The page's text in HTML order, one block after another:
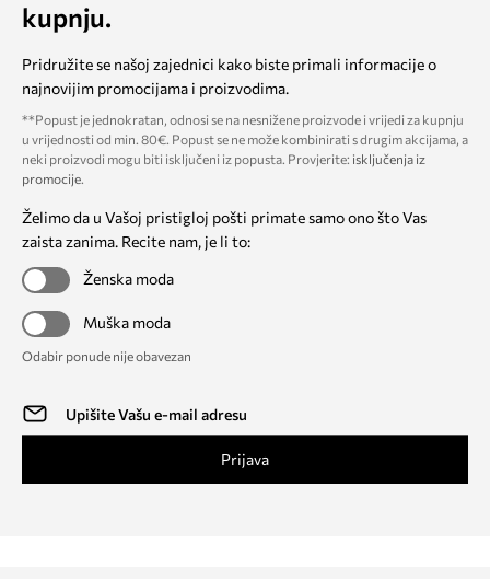
kupnju.
Pridružite se našoj zajednici kako biste primali informacije o
najnovijim promocijama i proizvodima.
**Popust je jednokratan, odnosi se na nesnižene proizvode i vrijedi za kupnju
u vrijednosti od min. 80€. Popust se ne može kombinirati s drugim akcijama, a
neki proizvodi mogu biti isključeni iz popusta. Provjerite: isključenja iz
promocije.
Želimo da u Vašoj pristigloj pošti primate samo ono što Vas
zaista zanima. Recite nam, je li to:
Ženska moda
Muška moda
Odabir ponude nije obavezan
Prijava